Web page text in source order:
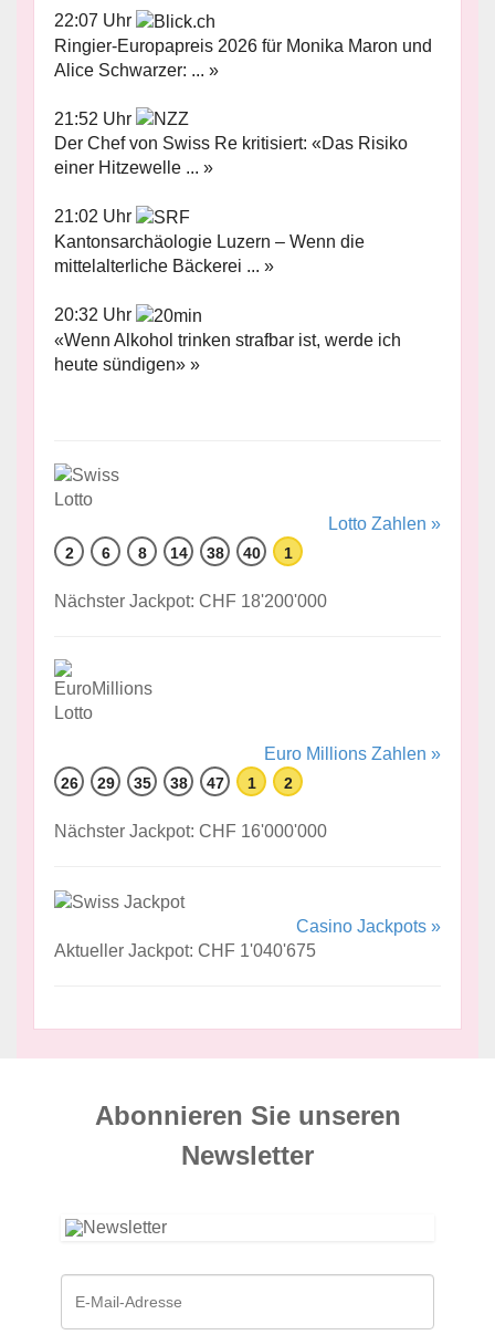
22:07 Uhr
Ringier-Europapreis 2026 für Monika Maron und
Alice Schwarzer: ... »
21:52 Uhr
Der Chef von Swiss Re kritisiert: «Das Risiko
einer Hitzewelle ... »
21:02 Uhr
Kantonsarchäologie Luzern – Wenn die
mittelalterliche Bäckerei ... »
20:32 Uhr
«Wenn Alkohol trinken strafbar ist, werde ich
heute sündigen» »
Lotto Zahlen »
2 6 8 14 38 40 1
Nächster Jackpot: CHF 18'200'000
Euro Millions Zahlen »
26 29 35 38 47 1 2
Nächster Jackpot: CHF 16'000'000
Casino Jackpots »
Aktueller Jackpot: CHF 1'040'675
Abonnieren Sie unseren
News­letter